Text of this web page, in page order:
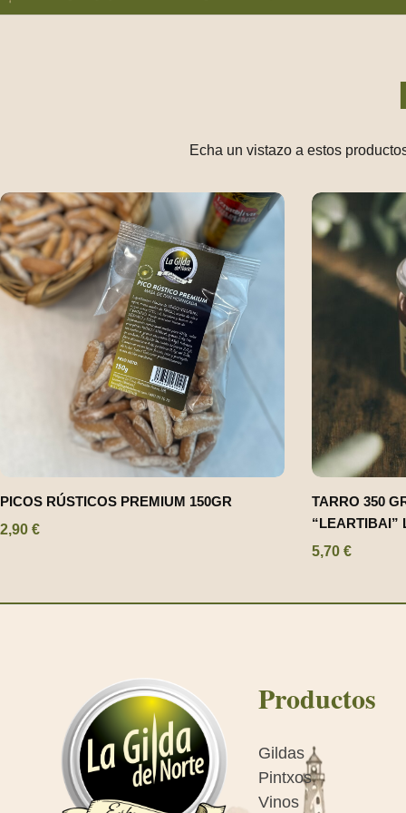
Echa un vistazo a estos
PICOS RÚSTICOS PREMIUM 150GR
2,90 €
TARRO 350
“LEARTIBAI”
5,70 €
Productos
Gildas
Pintxos
Vinos